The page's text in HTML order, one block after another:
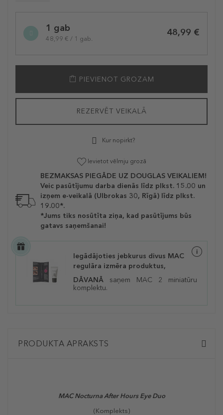
variation1 gab
48,99 € / 1 gab.
48,99 €
PIEVIENOT GROZAM
REZERVĒT VEIKALĀ
Kur nopirkt?
Ievietot vēlmju grozā
BEZMAKSAS PIEGĀDE UZ DOUGLAS VEIKALIEM!
Veic pasūtījumu darba dienās līdz plkst. 15.00 un
izņem e-veikalā (Ulbrokas 30, Rīgā) līdz plkst.
19.00*.
*Jums tiks nosūtīta ziņa, kad pasūtījums būs
gatavs saņemšanai!
Iegādājoties jebkurus divus MAC
regulāra izmēra produktus,
DĀVANĀ saņem MAC 2 miniatūru
komplektu.
PRODUKTA APRAKSTS
MAC Nocturna After Hours Eye Duo
(Komplekts)